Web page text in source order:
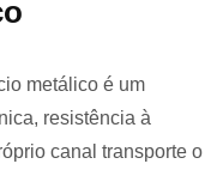
metálico é um
resistência à
canal transporte o